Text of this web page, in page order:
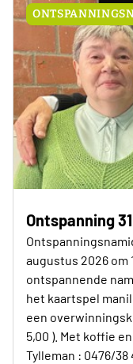
Ontspanning
augustus 2026 om
ontspannende
het kaartspel
een
5,00 ). Met koffie
Tylleman : 0476/38